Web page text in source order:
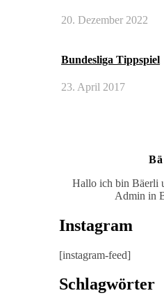
20. Dezember 2022
Bundesliga Tippspiel
23. April 2017
Hallo ich bin Bäerli
Admin in
Instagram
[instagram-feed]
Schlagwörter